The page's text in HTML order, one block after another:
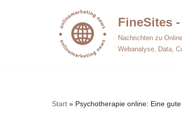
FineSites
Nachrichten zu
Webanalyse, Data,
Start » Psychotherapie online: Eine